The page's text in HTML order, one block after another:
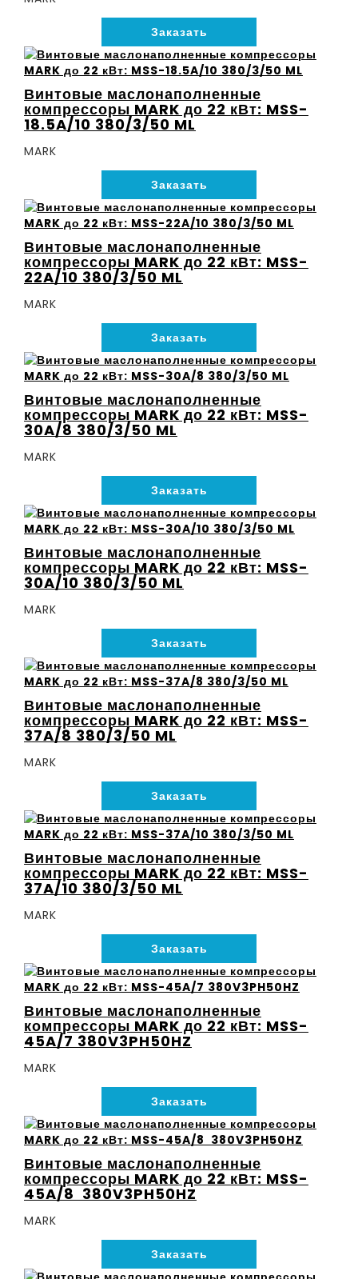
Заказать
Винтовые маслонаполненные
компрессоры MARK до 22 кВт: MSS-
18.5A/10 380/3/50 ML
MARK
Заказать
Винтовые маслонаполненные
компрессоры MARK до 22 кВт: MSS-
22A/10 380/3/50 ML
MARK
Заказать
Винтовые маслонаполненные
компрессоры MARK до 22 кВт: MSS-
30A/8 380/3/50 ML
MARK
Заказать
Винтовые маслонаполненные
компрессоры MARK до 22 кВт: MSS-
30A/10 380/3/50 ML
MARK
Заказать
Винтовые маслонаполненные
компрессоры MARK до 22 кВт: MSS-
37A/8 380/3/50 ML
MARK
Заказать
Винтовые маслонаполненные
компрессоры MARK до 22 кВт: MSS-
37A/10 380/3/50 ML
MARK
Заказать
Винтовые маслонаполненные
компрессоры MARK до 22 кВт: MSS-
45A/7 380V3PH50HZ
MARK
Заказать
Винтовые маслонаполненные
компрессоры MARK до 22 кВт: MSS-
45A/8 380V3PH50HZ
MARK
Заказать